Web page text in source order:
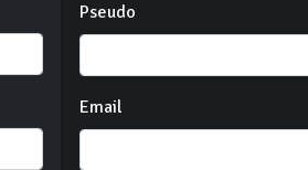
Pseudo
Email